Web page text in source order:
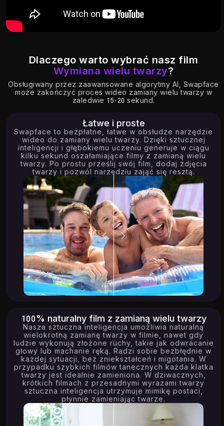
7.47K
14.94K 6.58K
Dlaczego warto wybrać nasz film
Wymiana wielu twarzy?
Obsługiwany przez zaawansowane algorytmy AI, Swapface
może zakończyć proces wideo zamiany wielu twarzy w
zaledwie 15-20 sekund.
Łatwe i proste
Swapface to bezpłatne, łatwe w obsłudze narzędzie
wideo do zamiany wielu twarzy. Dzięki sztucznej
inteligencji i głębokiemu uczeniu generuje w ciągu
kilku sekund oszałamiające filmy z zamianą wielu
twarzy. Po prostu prześlij swój film, dodaj zdjęcia
twarzy i pozwól narzędziu zająć się resztą.
100% naturalny film z zamianą wielu twarzy
Nasza sztuczna inteligencja umożliwia naturalną
wielokrotną zamianę twarzy w filmie, nawet gdy
ludzie wykonują złożone ruchy, takie jak odwracanie
głowy lub machanie ręką. Radzi sobie bezbłędnie w
każdej sytuacji, bez zniekształceń i migotania. W
przypadku szybkich filmów tanecznych każda klatka
twarzy jest idealnie zamieniona. W dziwacznych,
krótkich filmach z przesadnymi wyrazami twarzy
sztuczna inteligencja utrzymuje mimikę postaci,
płynnie zamieniając twarze.